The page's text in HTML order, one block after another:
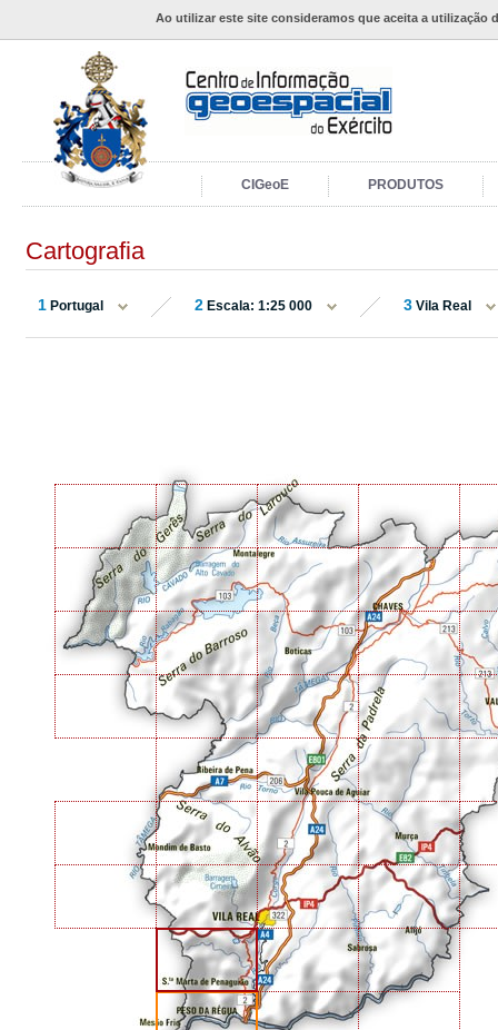
Ao utilizar este site consideramos que aceita a utilização
CIGeoE PRODUTOS
Cartografia
1 Portugal 2 Escala: 1:25 000 3 Vila Real